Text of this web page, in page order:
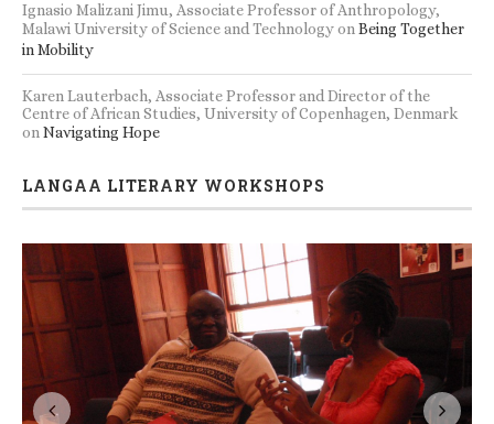
Ignasio Malizani Jimu, Associate Professor of Anthropology,
Malawi University of Science and TechnologyonBeing Together
in Mobility
Karen Lauterbach, Associate Professor and Director of the
Centre of African Studies, University of Copenhagen, Denmark
onNavigating Hope
LANGAA LITERARY WORKSHOPS